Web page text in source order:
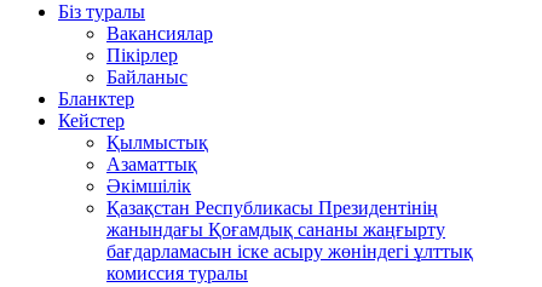
Біз туралы
Вакансиялар
Пікірлер
Байланыс
Бланктер
Кейстер
Қылмыстық
Азаматтық
Әкімшілік
Қазақстан Республикасы Президентінің
жанындағы Қоғамдық сананы жаңғырту
бағдарламасын іске асыру жөніндегі ұлттық
комиссия туралы